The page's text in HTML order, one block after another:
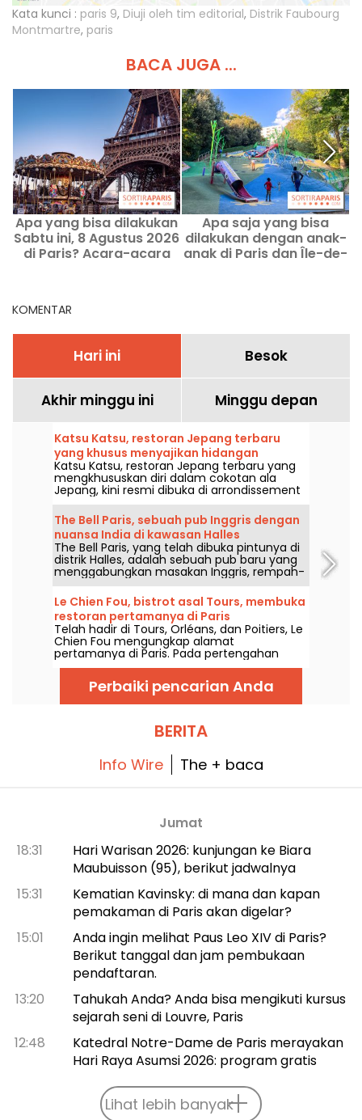
Kata kunci : paris 9, Diuji oleh tim editorial, Distrik Faubourg
Montmartre, paris
BACA JUGA ...
Apa yang bisa dilakukan
Sabtu ini, 8 Agustus 2026
di Paris? Acara-acara
Apa saja yang bisa
dilakukan dengan anak-
anak di Paris dan Île-de-
KOMENTAR
Hari ini Besok
Akhir minggu ini Minggu depan
Katsu Katsu, restoran Jepang terbaru
yang khusus menyajikan hidangan
berlapis renyah di Paris 2e
Katsu Katsu, restoran Jepang terbaru yang
mengkhususkan diri dalam cokotan ala
Jepang, kini resmi dibuka di arrondissement
2 Paris. Tempat unik ini menonjolkan
berbagai hidangan tonkatsu serta variasinya
yang renyah, mulai dari daging babi, udang,
jamur, hingga kroket kentang. Kami sudah
mencicipinya dan inilah semua yang perlu
Anda tahu.
The Bell Paris, sebuah pub Inggris dengan
nuansa India di kawasan Halles
The Bell Paris, yang telah dibuka pintunya di
distrik Halles, adalah sebuah pub baru yang
menggabungkan masakan Inggris, rempah-
rempah India, koktail buatan rumah, dan bir
kerajinan dalam dekor yang dirancang oleh
Jim Hamilton.
Le Chien Fou, bistrot asal Tours, membuka
restoran pertamanya di Paris
Telah hadir di Tours, Orléans, dan Poitiers, Le
Chien Fou mengungkap alamat
pertamanya di Paris. Pada pertengahan
September 2026, bistro yang terkenal
dengan masakan rumahan, hidangan untuk
dibagi, dan gudang anggurnya akan
membuka pintunya di Rue Feydeau, di
Perbaiki pencarian Anda
BERITA
Info Wire The + baca
Jumat
18:31
Hari Warisan 2026: kunjungan ke Biara
Maubuisson (95), berikut jadwalnya
15:31
Kematian Kavinsky: di mana dan kapan
pemakaman di Paris akan digelar?
15:01
Anda ingin melihat Paus Leo XIV di Paris?
Berikut tanggal dan jam pembukaan
pendaftaran.
13:20
Tahukah Anda? Anda bisa mengikuti kursus
sejarah seni di Louvre, Paris
12:48
Katedral Notre-Dame de Paris merayakan
Hari Raya Asumsi 2026: program gratis
Lihat lebih banyak